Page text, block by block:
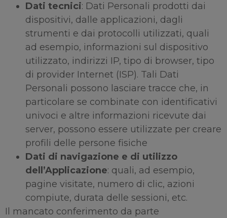
Dati tecnici: Dati Personali prodotti dai
dispositivi, dalle applicazioni, dagli
strumenti e dai protocolli utilizzati, quali
ad esempio, informazioni sul dispositivo
utilizzato, indirizzi IP, tipo di browser, tipo
di provider Internet (ISP). Tali Dati
Personali possono lasciare tracce che, in
particolare se combinate con identificativi
univoci e altre informazioni ricevute dai
server, possono essere utilizzate per creare
profili delle persone fisiche
Dati di navigazione e di utilizzo
dell’Applicazione: quali, ad esempio,
pagine visitate, numero di clic, azioni
compiute, durata delle sessioni, etc.
Il mancato conferimento da parte